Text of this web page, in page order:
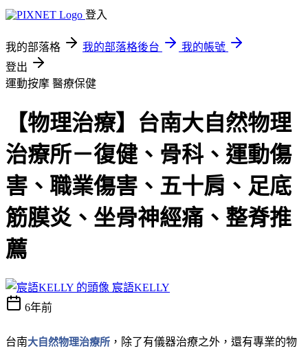
登入
我的部落格 我的部落格後台
我的帳號
登出
運動按摩 醫療保健
【物理治療】台南大自然物理
治療所－復健、骨科、運動傷
害、職業傷害、五十肩、足底
筋膜炎、坐骨神經痛、整脊推
薦
宸語KELLY
6年前
台南大自然物理治療所 ，除了有儀器治療之外，還有專業的物